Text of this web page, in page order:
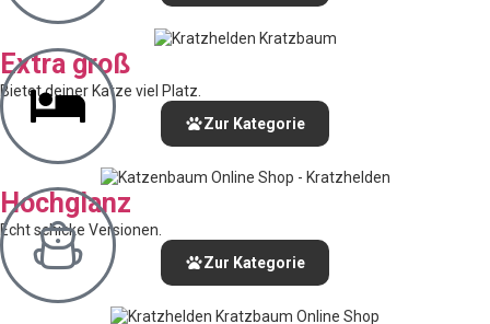
Extra groß
Bietet deiner Katze viel Platz.
Zur Kategorie
Hochglanz
Echt schicke Versionen.
Zur Kategorie